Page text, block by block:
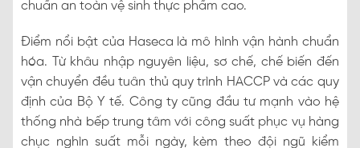
chuẩn an toàn vệ sinh thực phẩm cao.
Điểm nổi bật của Haseca là mô hình vận hành chuẩn
hóa. Từ khâu nhập nguyên liệu, sơ chế, chế biến đến
vận chuyển đều tuân thủ quy trình HACCP và các quy
định của Bộ Y tế. Công ty cũng đầu tư mạnh vào hệ
thống nhà bếp trung tâm với công suất phục vụ hàng
chục nghìn suất mỗi ngày, kèm theo đội ngũ kiểm